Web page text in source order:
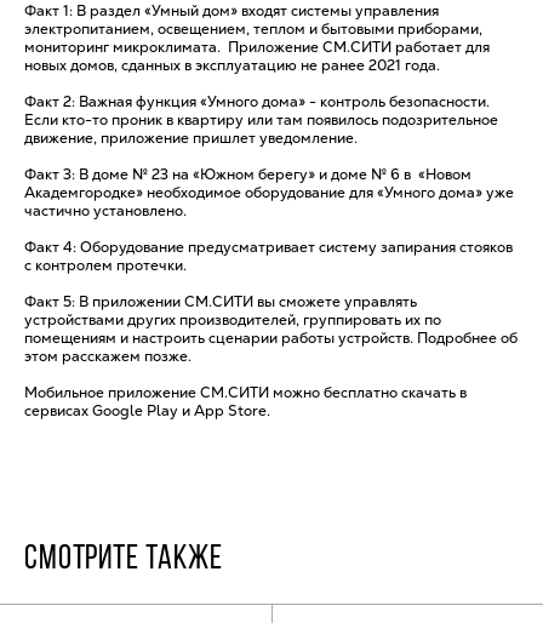
Факт 1: В раздел «Умный дом» входят системы управления
электропитанием, освещением, теплом и бытовыми приборами,
мониторинг микроклимата. Приложение СМ.СИТИ работает для
новых домов, сданных в эксплуатацию не ранее 2021 года.
Факт 2: Важная функция «Умного дома» - контроль безопасности.
Если кто-то проник в квартиру или там появилось подозрительное
движение, приложение пришлет уведомление.
Факт 3: В доме № 23 на «Южном берегу» и доме № 6 в «Новом
Академгородке» необходимое оборудование для «Умного дома» уже
частично установлено.
Факт 4: Оборудование предусматривает систему запирания стояков
с контролем протечки.
Факт 5: В приложении СМ.СИТИ вы сможете управлять
устройствами других производителей, группировать их по
помещениям и настроить сценарии работы устройств. Подробнее об
этом расскажем позже.
Мобильное приложение СМ.СИТИ можно бесплатно скачать в
сервисах Google Play и App Store.
СМОТРИТЕ ТАКЖЕ